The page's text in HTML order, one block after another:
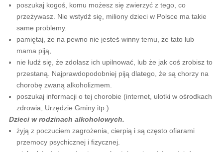
poszukaj kogoś, komu możesz się zwierzyć z tego, co
przeżywasz. Nie wstydź się, miliony dzieci w Polsce ma takie
same problemy.
pamiętaj, że na pewno nie jesteś winny temu, że tato lub
mama piją,
nie łudź się, że zdołasz ich upilnować, lub że jak coś zrobisz to
przestaną. Najprawdopodobniej piją dlatego, że są chorzy na
chorobę zwaną alkoholizmem.
poszukaj informacji o tej chorobie (internet, ulotki w ośrodkach
zdrowia, Urzędzie Gminy itp.)
Dzieci w rodzinach alkoholowych.
żyją z poczuciem zagrożenia, cierpią i są często ofiarami
przemocy psychicznej i fizycznej.